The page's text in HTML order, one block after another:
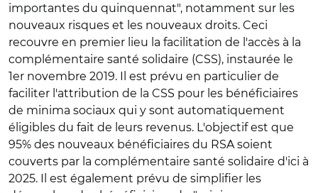
importantes du quinquennat", notamment sur les
nouveaux risques et les nouveaux droits. Ceci
recouvre en premier lieu la facilitation de l'accès à la
complémentaire santé solidaire (CSS), instaurée le
1er novembre 2019. Il est prévu en particulier de
faciliter l'attribution de la CSS pour les bénéficiaires
de minima sociaux qui y sont automatiquement
éligibles du fait de leurs revenus. L'objectif est que
95% des nouveaux bénéficiaires du RSA soient
couverts par la complémentaire santé solidaire d'ici à
2025. Il est également prévu de simplifier les